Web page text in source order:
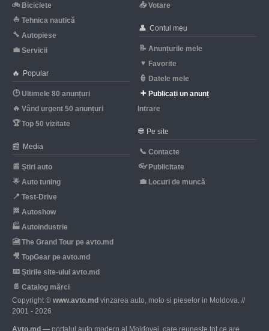
🚲 Biciclete
⛵ Tehnica nautică
🔧 Autopiese
💼 Servicii
🔥 Popular
🕒 Ultimele 80 anunțuri
🔥 Vând urgent 50 anunțuri
🏆Top 50 vizitate
📰 Media
📰 Știri auto
🌟 Auto tuning
📍 Test-Drive
🏁 Autoshow
🏭 Autoindustrie
🎦 The Grand Tour pe avto.md
🎥 TopGear pe avto.md
📧 Știrile site-ului avto.md
📄 Catalog mărci
📥 Votare
👤 Contul meu
📝 Anunțurile mele
♥ Favorite
👮 Datele mele
➕ Publicați un anunț
Intrare
🌐 Pe site
📞 Contacte
👓 Publicitate
💼 Locuri de muncă
Copyright © www.avto.md vinzarea auto, moto si pieselor in Moldova. //
2001 - 2026
Avto.md — portalul auto modern al Moldovei, care reunește tot ce are